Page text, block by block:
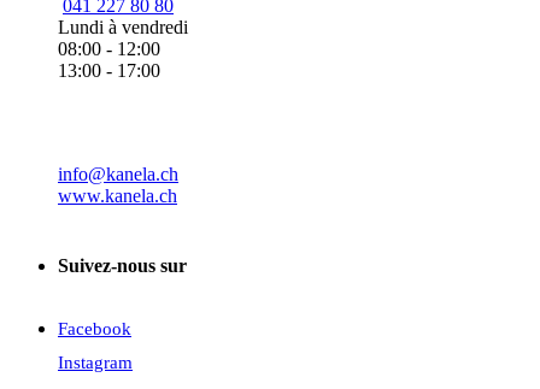
041 227 80 80
Lundi à vendredi
08:00 - 12:00
13:00 - 17:00
info@kanela.ch
www.kanela.ch
Suivez-nous sur
Facebook
Instagram